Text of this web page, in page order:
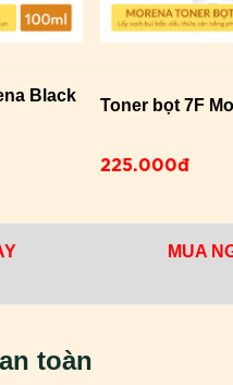
Black
Toner bọt 7F
225.000đ
MUA
toàn